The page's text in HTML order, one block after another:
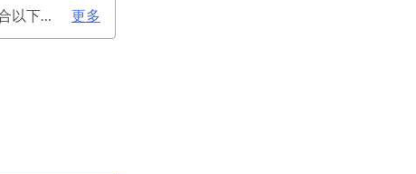
次年年費：2000元(有條件免年費), 不分新舊戶均享首年免年費，第二年起符合以下條件享年費優惠辦法： 1.使用非紙本帳單(電子帳單或行動帳單)終身免年費。 2.前一年消費滿8 萬或 12 次享次年免年費。
更多